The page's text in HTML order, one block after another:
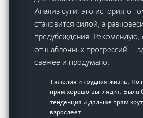
Анализ сути: это история о
становится силой, а
предубеждения. Рекомендую,
от шаблонных прогрессий —
свежее и продумано.
Тяжёлая и трудная жизнь. По
прям хорошо выглядит. Была
тенденция и дальше прям
взрослеет.